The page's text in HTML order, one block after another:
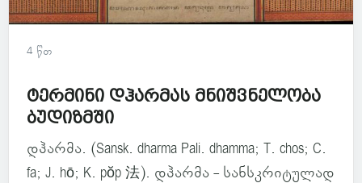
4 წთ
ტერმინი დჰარმას მნიშვნელობა
ბუდიზმში
დჰარმა. (Sansk. dharma Pali. dhamma; T. chos; C.
fa; J. hō; K. pŏp 法). დჰარმა - სანსკრიტულად